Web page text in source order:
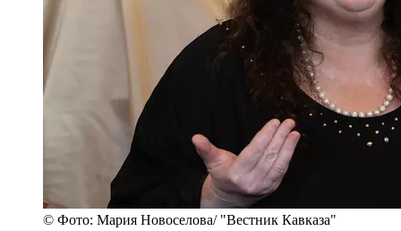
© Фото: Мария Новоселова/ "Вестник Кавказа"